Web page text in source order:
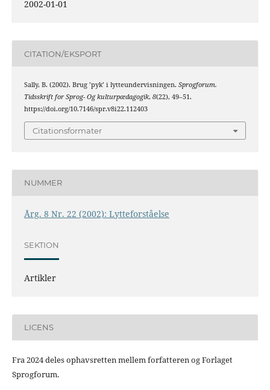
2002-01-01
CITATION/EKSPORT
Sally, B. (2002). Brug ’pyk’ i lytteundervisningen. Sprogforum.
Tidsskrift for Sprog- Og kulturpædagogik, 8(22), 49–51.
https://doi.org/10.7146/spr.v8i22.112403
Citationsformater
NUMMER
Årg. 8 Nr. 22 (2002): Lytteforståelse
SEKTION
Artikler
LICENS
Fra 2024 deles ophavsretten mellem forfatteren og Forlaget
Sprogforum.